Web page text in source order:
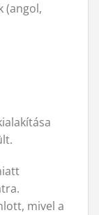
(angol,
mivel a